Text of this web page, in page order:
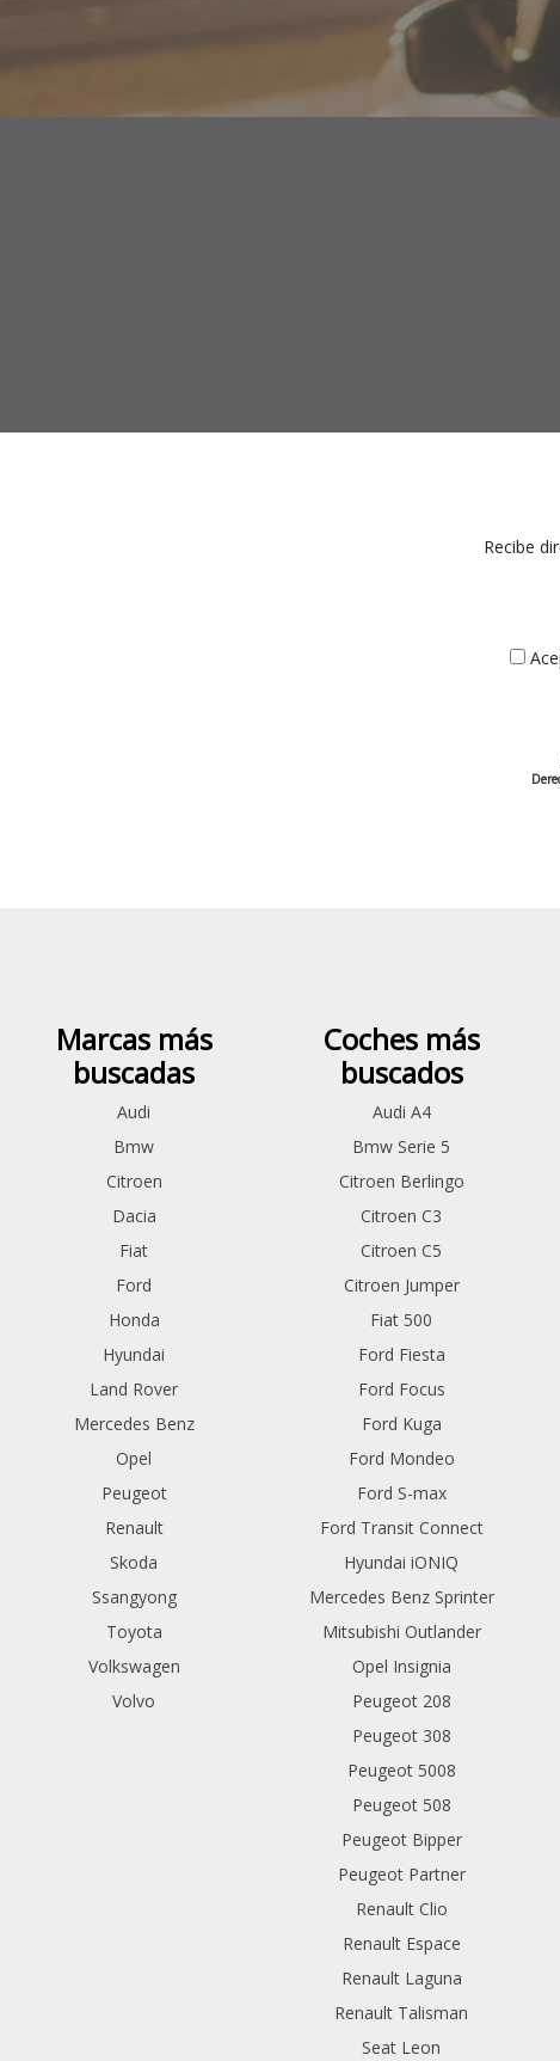
Recibe
Marcas más
buscadas
Audi
Bmw
Citroen
Dacia
Fiat
Ford
Honda
Hyundai
Land Rover
Mercedes Benz
Opel
Peugeot
Renault
Skoda
Ssangyong
Toyota
Volkswagen
Volvo
Coches más
buscados
Audi A4
Bmw Serie 5
Citroen Berlingo
Citroen C3
Citroen C5
Citroen Jumper
Fiat 500
Ford Fiesta
Ford Focus
Ford Kuga
Ford Mondeo
Ford S-max
Ford Transit Connect
Hyundai iONIQ
Mercedes Benz Sprinter
Mitsubishi Outlander
Opel Insignia
Peugeot 208
Peugeot 308
Peugeot 5008
Peugeot 508
Peugeot Bipper
Peugeot Partner
Renault Clio
Renault Espace
Renault Laguna
Renault Talisman
Seat Leon